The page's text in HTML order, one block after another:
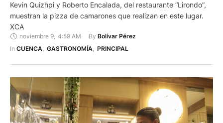
Kevin Quizhpi y Roberto Encalada, del restaurante “Lirondo”,
muestran la pizza de camarones que realizan en este lugar.
XCA
noviembre 9 4:59 AM By Bolívar Pérez
In CUENCA, GASTRONOMÍA, PRINCIPAL